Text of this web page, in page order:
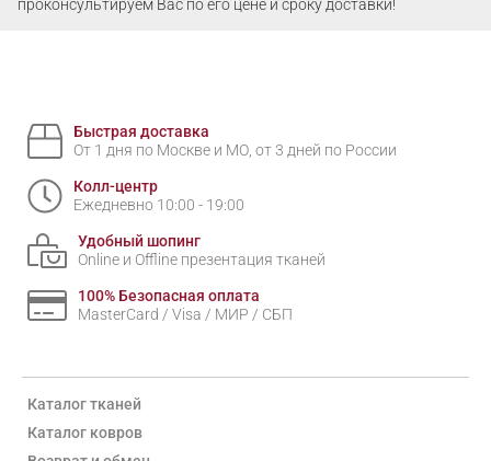
проконсультируем Вас по его цене и сроку доставки!
Быстрая доставка
От 1 дня по Москве и МО, от 3 дней по России
Колл-центр
Ежедневно 10:00 - 19:00
Удобный шопинг
Online и Offline презентация тканей
100% Безопасная оплата
MasterCard / Visa / МИР / СБП
Каталог тканей
Каталог ковров